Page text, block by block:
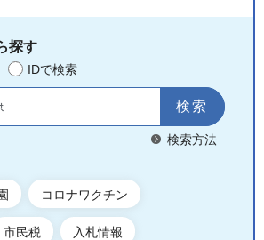
探す
IDで検索
検索方法
コロナワクチン
市民税 入札情報